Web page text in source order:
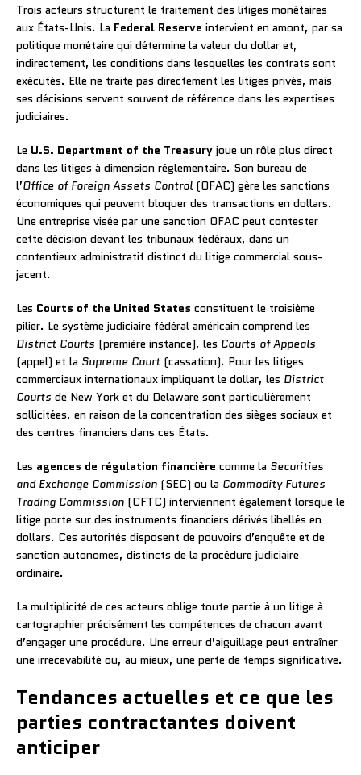
Trois acteurs structurent le traitement des litiges monétaires
aux États-Unis. La Federal Reserve intervient en amont, par sa
politique monétaire qui détermine la valeur du dollar et,
indirectement, les conditions dans lesquelles les contrats sont
exécutés. Elle ne traite pas directement les litiges privés, mais
ses décisions servent souvent de référence dans les expertises
judiciaires.
Le U.S. Department of the Treasury joue un rôle plus direct
dans les litiges à dimension réglementaire. Son bureau de
l’Office of Foreign Assets Control(OFAC) gère les sanctions
économiques qui peuvent bloquer des transactions en dollars.
Une entreprise visée par une sanction OFAC peut contester
cette décision devant les tribunaux fédéraux, dans un
contentieux administratif distinct du litige commercial sous-
jacent.
Les Courts of the United States constituent le troisième
pilier. Le système judiciaire fédéral américain comprend les
District Courts (première instance), les Courts of Appeals
(appel) et la Supreme Court (cassation). Pour les litiges
commerciaux internationaux impliquant le dollar, les District
Courts de New York et du Delaware sont particulièrement
sollicitées, en raison de la concentration des sièges sociaux et
des centres financiers dans ces États.
Les agences de régulation financière comme la Securities
and Exchange Commission (SEC) ou la Commodity Futures
Trading Commission (CFTC) interviennent également lorsque le
litige porte sur des instruments financiers dérivés libellés en
dollars. Ces autorités disposent de pouvoirs d’enquête et de
sanction autonomes, distincts de la procédure judiciaire
ordinaire.
La multiplicité de ces acteurs oblige toute partie à un litige à
cartographier précisément les compétences de chacun avant
d’engager une procédure. Une erreur d’aiguillage peut entraîner
une irrecevabilité ou, au mieux, une perte de temps significative.
Tendances actuelles et ce que les
parties contractantes doivent
anticiper